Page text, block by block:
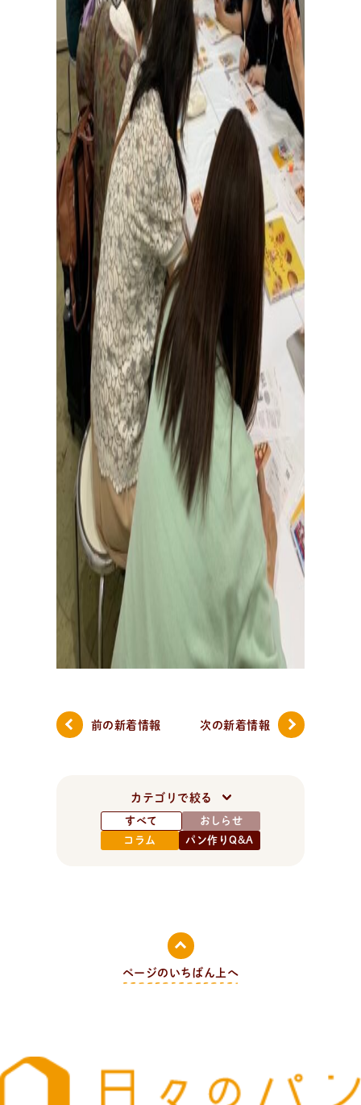
前の新着情報 次の新着情報
カテゴリで絞る
すべて
おしらせ
コラム
パン作りQ&A
ページのいちばん上へ